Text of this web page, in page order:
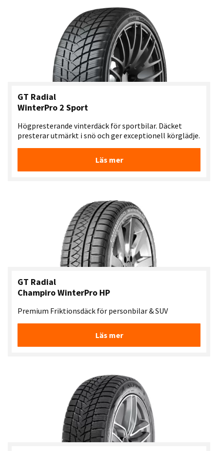
GT Radial
WinterPro 2 Sport
Högpresterande vinterdäck för sportbilar. Däcket
presterar utmärkt i snö och ger exceptionell körglädje.
Läs mer
GT Radial
Champiro WinterPro HP
Premium Friktionsdäck för personbilar & SUV
Läs mer